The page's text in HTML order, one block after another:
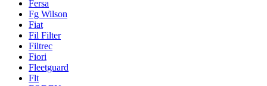
Fersa
Fg Wilson
Fiat
Fil Filter
Filtrec
Fiori
Fleetguard
Flt